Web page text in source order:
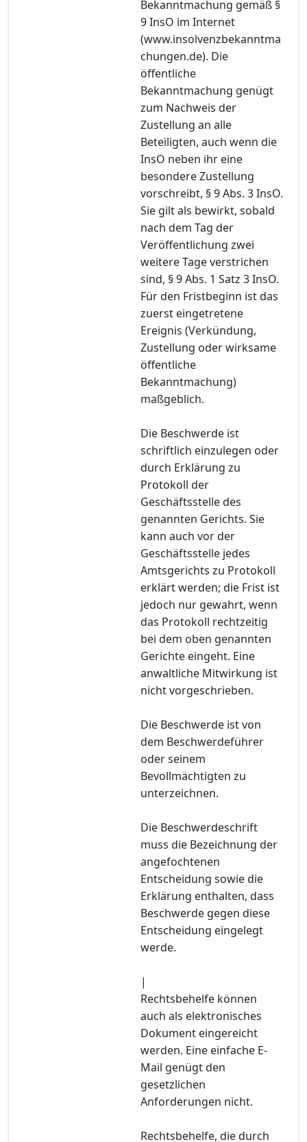
Bekanntmachung gemäß §
9 InsO im Internet
(www.insolvenzbekanntma
chungen.de). Die
öffentliche
Bekanntmachung genügt
zum Nachweis der
Zustellung an alle
Beteiligten, auch wenn die
InsO neben ihr eine
besondere Zustellung
vorschreibt, § 9 Abs. 3 InsO.
Sie gilt als bewirkt, sobald
nach dem Tag der
Veröffentlichung zwei
weitere Tage verstrichen
sind, § 9 Abs. 1 Satz 3 InsO.
Für den Fristbeginn ist das
zuerst eingetretene
Ereignis (Verkündung,
Zustellung oder wirksame
öffentliche
Bekanntmachung)
maßgeblich.
Die Beschwerde ist
schriftlich einzulegen oder
durch Erklärung zu
Protokoll der
Geschäftsstelle des
genannten Gerichts. Sie
kann auch vor der
Geschäftsstelle jedes
Amtsgerichts zu Protokoll
erklärt werden; die Frist ist
jedoch nur gewahrt, wenn
das Protokoll rechtzeitig
bei dem oben genannten
Gerichte eingeht. Eine
anwaltliche Mitwirkung ist
nicht vorgeschrieben.
Die Beschwerde ist von
dem Beschwerdeführer
oder seinem
Bevollmächtigten zu
unterzeichnen.
Die Beschwerdeschrift
muss die Bezeichnung der
angefochtenen
Entscheidung sowie die
Erklärung enthalten, dass
Beschwerde gegen diese
Entscheidung eingelegt
werde.
|
Rechtsbehelfe können
auch als elektronisches
Dokument eingereicht
werden. Eine einfache E-
Mail genügt den
gesetzlichen
Anforderungen nicht.
Rechtsbehelfe, die durch